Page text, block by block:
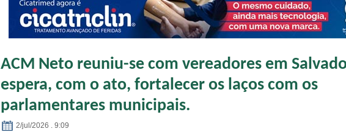
ACM Neto reuniu-se com vereadores em
espera, com o ato, fortalecer os laços com os
parlamentares municipais.
2/jul/2026 . 9:09